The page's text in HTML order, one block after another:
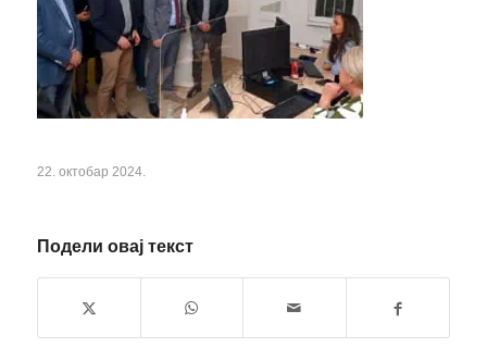
22. октобар 2024.
Подели овај текст